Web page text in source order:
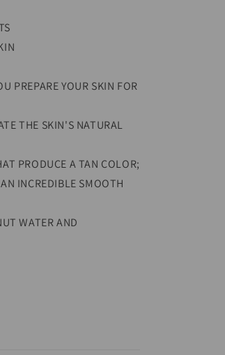
PREPARE YOUR SKIN FOR
THE SKIN'S NATURAL
PRODUCE A TAN COLOR;
INCREDIBLE SMOOTH
WATER AND